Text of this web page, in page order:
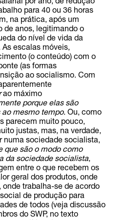
por ano, de redução
para 40 ou 36 horas
na prática, após um
de anos, legitimando o
do nível de vida da
escalas móveis,
(o conteúdo) com o
(as formas
ao socialismo. Com
ao máximo
porque elas são
mesmo tempo. Ou, como
parecem muito pouco,
justas, mas, na verdade,
numa sociedade socialista,
que são o modo como
da sociedade socialista,
entre o que recebem os
geral dos produtos, onde
onde trabalha-se de acordo
de produção para
de todos (veja discussão
do SWP, no texto